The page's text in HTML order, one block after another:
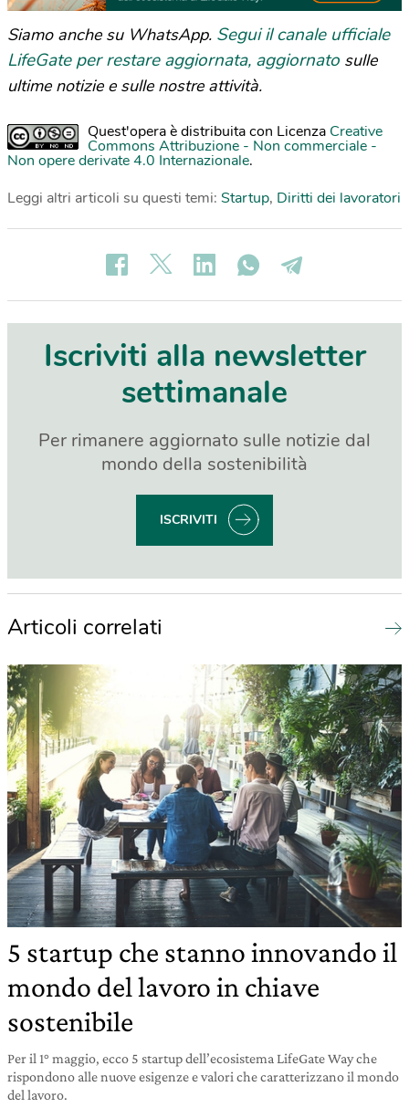
Siamo anche su WhatsApp. Segui il canale ufficiale
LifeGate per restare aggiornata, aggiornato sulle
ultime notizie e sulle nostre attività.
Quest'opera è distribuita con Licenza Creative
Commons Attribuzione - Non commerciale -
Non opere derivate 4.0 Internazionale.
Leggi altri articoli su questi temi: Startup, Diritti dei lavoratori
Iscriviti alla newsletter
settimanale
Per rimanere aggiornato sulle notizie dal
mondo della sostenibilità
ISCRIVITI
Articoli correlati
5 startup che stanno innovando il
mondo del lavoro in chiave
sostenibile
Per il 1° maggio, ecco 5 startup dell’ecosistema LifeGate Way che
rispondono alle nuove esigenze e valori che caratterizzano il mondo
del lavoro.